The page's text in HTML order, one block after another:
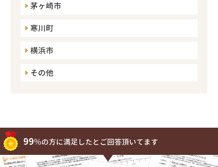
茅ヶ崎市
寒川町
横浜市
その他
99%の方に満足したとご回答頂いてます